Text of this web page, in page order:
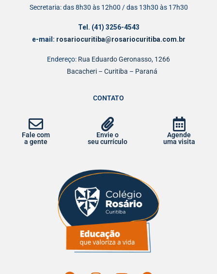
Secretaria: das 8h30 às 12h00 / das 13h30 às 17h30
Tel. (41) 3256-4543
e-mail: rosariocuritiba@rosariocuritiba.com.br
Endereço: Rua Eduardo Geronasso, 1266
Bacacheri – Curitiba – Paraná
CONTATO
Fale com
a gente
Envie o
seu currículo
Agende
uma visita